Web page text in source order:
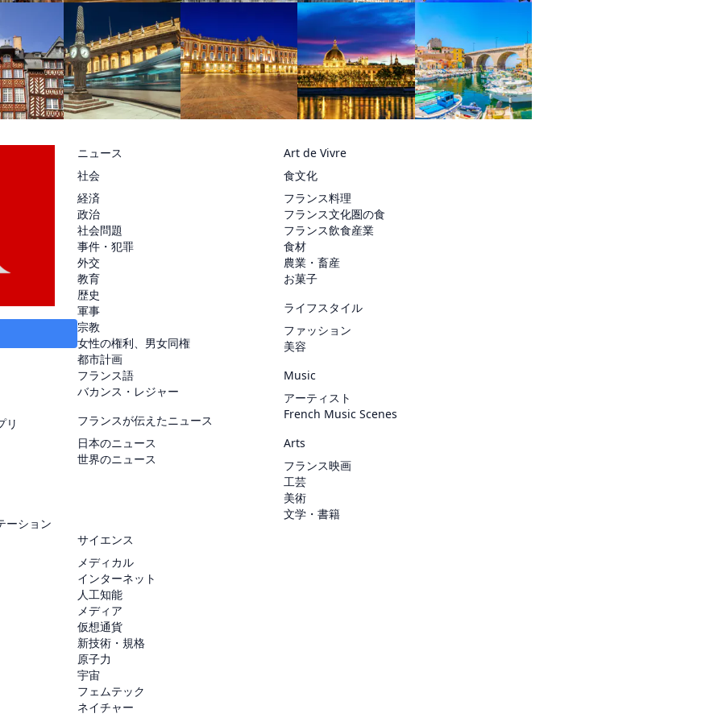
リ
ーション
ニュース
社会
経済
政治
社会問題
事件・犯罪
外交
教育
歴史
軍事
宗教
女性の権利、男女同権
都市計画
フランス語
バカンス・レジャー
フランスが伝えたニュース
日本のニュース
世界のニュース
Art de Vivre
食文化
フランス料理
フランス文化圏の食
フランス飲食産業
食材
農業・畜産
お菓子
ライフスタイル
ファッション
美容
Music
アーティスト
French Music Scenes
Arts
フランス映画
工芸
美術
文学・書籍
サイエンス
メディカル
インターネット
人工知能
メディア
仮想通貨
新技術・規格
原子力
宇宙
フェムテック
ネイチャー